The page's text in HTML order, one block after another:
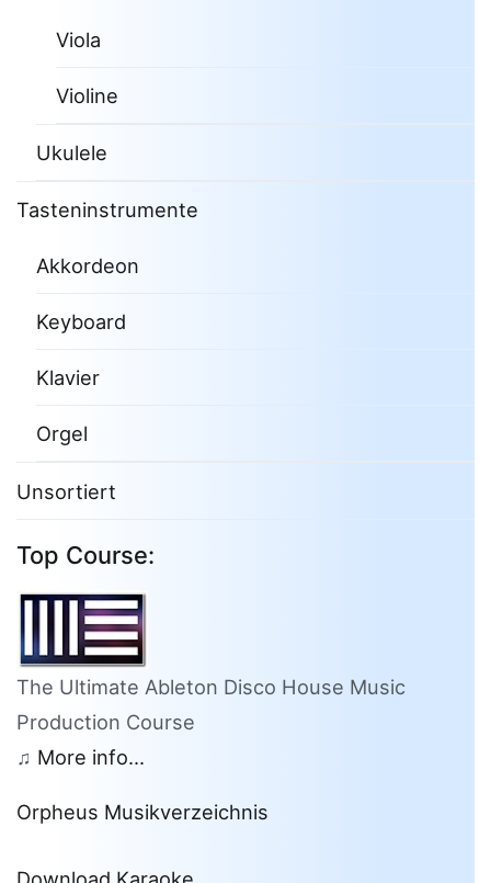
Viola
Violine
Ukulele
Tasteninstrumente
Akkordeon
Keyboard
Klavier
Orgel
Unsortiert
Top Course:
The Ultimate Ableton Disco House Music
Production Course
♫ More info...
Orpheus Musikverzeichnis